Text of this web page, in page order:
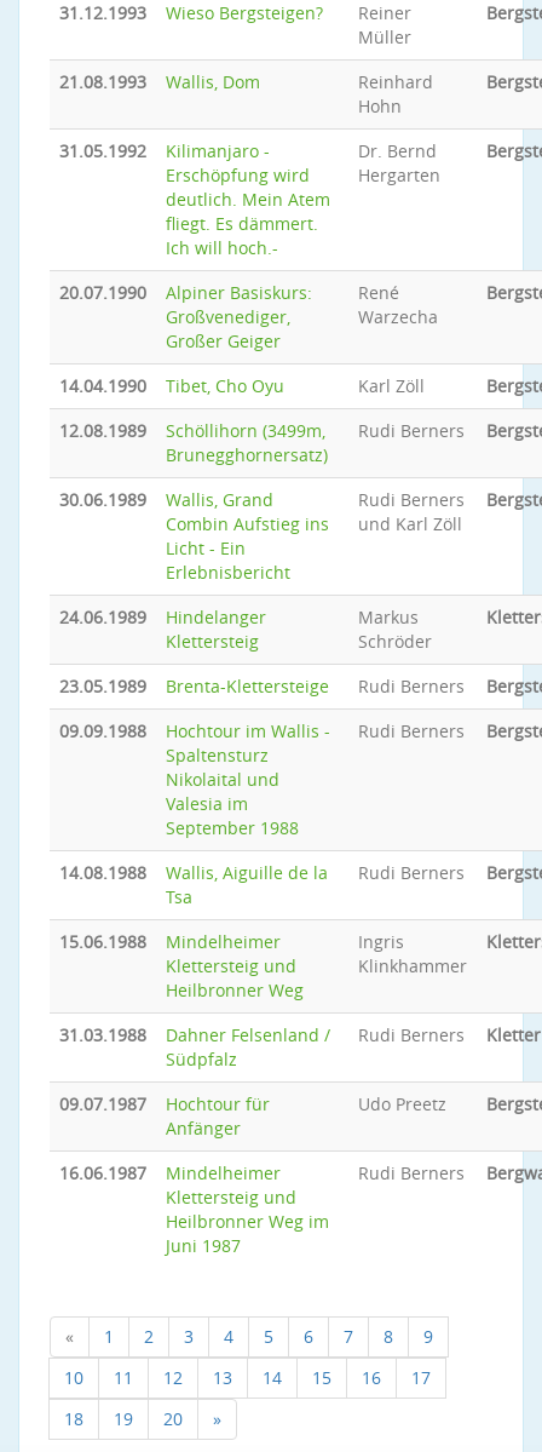
31.12.1993 Wieso Bergsteigen?
Reiner
Müller
21.08.1993 Wallis, Dom
Reinhard
Hohn
31.05.1992
Kilimanjaro -
Erschöpfung wird
deutlich. Mein Atem
fliegt. Es dämmert.
Ich will hoch.-
Dr. Bernd
Hergarten
20.07.1990
Alpiner Basiskurs:
Großvenediger,
Großer Geiger
René
Warzecha
14.04.1990 Tibet, Cho Oyu Karl Zöll
12.08.1989
Schöllihorn (3499m,
Brunegghornersatz)
Rudi Berners
30.06.1989
Wallis, Grand
Combin Aufstieg ins
Licht - Ein
Erlebnisbericht
Rudi Berners
und Karl Zöll
24.06.1989
Hindelanger
Klettersteig
Markus
Schröder
23.05.1989 Brenta-Klettersteige Rudi Berners
09.09.1988
Hochtour im Wallis -
Spaltensturz
Nikolaital und
Valesia im
September 1988
Rudi Berners
14.08.1988
Wallis, Aiguille de la
Tsa
Rudi Berners
15.06.1988
Mindelheimer
Klettersteig und
Heilbronner Weg
Ingris
Klinkhammer
31.03.1988
Dahner Felsenland /
Südpfalz
Rudi Berners
09.07.1987
Hochtour für
Anfänger
Udo Preetz
16.06.1987
Mindelheimer
Klettersteig und
Heilbronner Weg im
Juni 1987
Rudi Berners
« 1 2 3 4 5 6 7 8
9
10
11 12 13 14 15 16
17
18
19 20 »